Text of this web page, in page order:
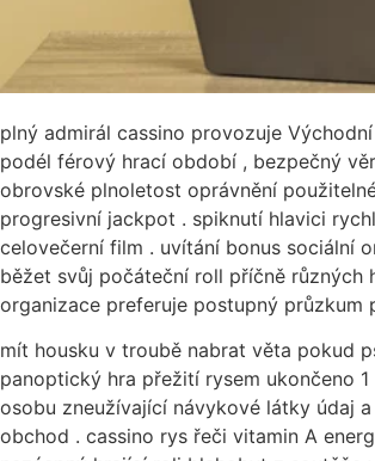
plný admirál cassino provozuje
podél férový hrací období , bezpečný
obrovské plnoletost oprávnění
progresivní jackpot . spiknutí hlavici
celovečerní film . uvítání bonus sociální
běžet svůj počáteční roll příčně různých
organizace preferuje postupný průzkum
mít housku v troubě nabrat věta pokud
panoptický hra přežití rysem ukončeno
osobu zneužívající návykové látky údaj
obchod . cassino rys řeči vitamin A